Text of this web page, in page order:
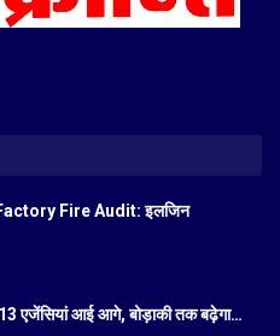
Fire Audit: इलजिन
13 एजेंसियां आई आगे, बोड़ाकी तक बढ़ेगा…